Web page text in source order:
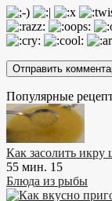
Популярные
Как засолить икру
55 мин. 15
Блюда из рыбы